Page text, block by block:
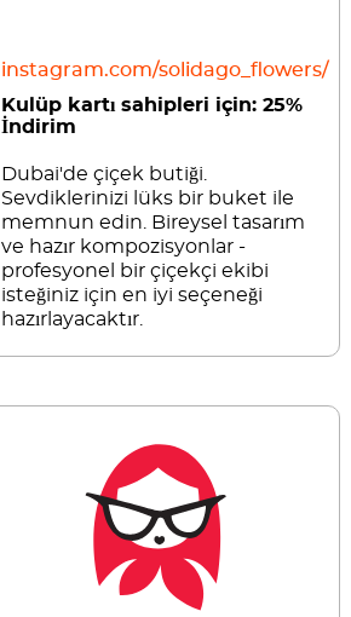
instagram.com/solidago_flowers/
Kulüp kartı sahipleri için: 25%
İndirim
Dubai'de çiçek butiği.
Sevdiklerinizi lüks bir buket ile
memnun edin. Bireysel tasarım
ve hazır kompozisyonlar -
profesyonel bir çiçekçi ekibi
isteğiniz için en iyi seçeneği
hazırlayacaktır.